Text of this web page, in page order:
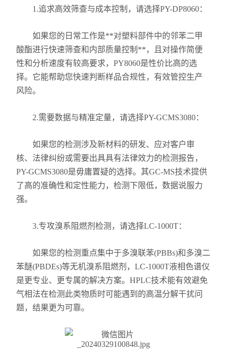
1.追求高效筛查与成本控制，请选择PY-DP8060：
如果您的日常工作是**对塑料部件中的邻苯二甲
酸酯进行快速筛查和内部质量控制**，且对操作简便
性和分析速度有较高要求，PY8060是性价比高的选
择。它能帮助您快速判断样品合规性，有效管控生产
风险。
2.需要数据与精准定量，请选择PY-GCMS3080：
如果您的检测涉及新材料的研发、应对客户审
核、法律纠纷或需要出具具有法律效力的检测报告，
PY-GCMS3080是毋庸置疑的选择。其GC-MS技术提供
了高的准确性和定性能力，检测下限低，数据说服力
强。
3.专攻溴系阻燃剂检测，请选择LC-1000T：
如果您的检测重点集中于多溴联苯(PBBs)和多溴二
苯醚(PBDEs)等无机溴系阻燃剂，LC-1000T液相色谱仪
是更专业、更专属的解决方案。HPLC技术能有效避免
气相法在检测此类物质时可能遇到的高温分解干扰问
题，结果更为可靠。